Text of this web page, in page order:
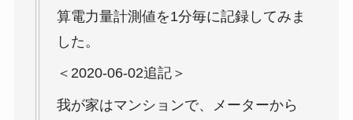
算電力量計測値を1分毎に記録してみま
した。
＜2020-06-02追記＞
我が家はマンションで、メーターから